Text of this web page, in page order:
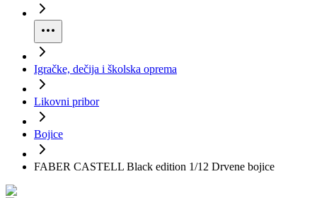
Igračke, dečija i školska oprema
Likovni pribor
Bojice
FABER CASTELL Black edition 1/12 Drvene bojice